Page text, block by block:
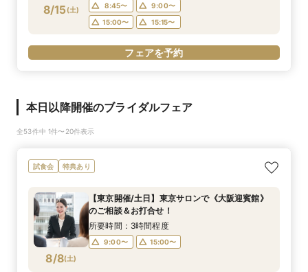
8/15(土) 8:45〜
9:00〜
15:00〜
15:15〜
フェアを予約
本日以降開催のブライダルフェア
全53件中 1件〜20件表示
試食会 特典あり
8/8(土)
【東京開催/土日】東京サロンで《大阪迎賓館》
のご相談＆お打合せ！
所要時間：3時間程度
9:00〜 15:00〜